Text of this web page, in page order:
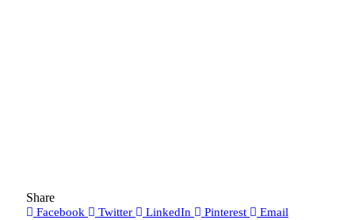
Share
Facebook Twitter LinkedIn Pinterest Email